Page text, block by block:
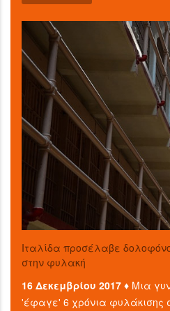
Ιταλίδα προσέλαβε
στην φυλακή
16 Δεκεμβρίου 2017 ♦ Μια
'έφαγε' 6 χρόνια φυλάκισης